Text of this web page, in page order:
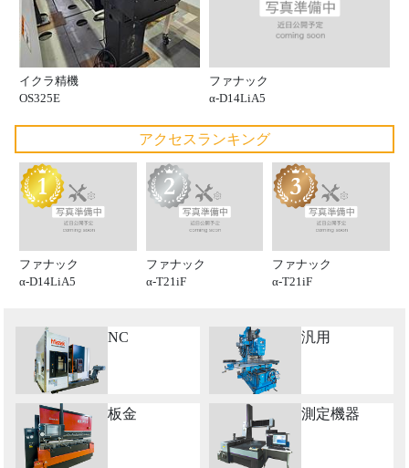
イクラ精機
OS325E
ファナック
α-D14LiA5
アクセスランキング
ファナック
α-D14LiA5
ファナック
α-T21iF
ファナック
α-T21iF
NC 汎用
板金 測定機器